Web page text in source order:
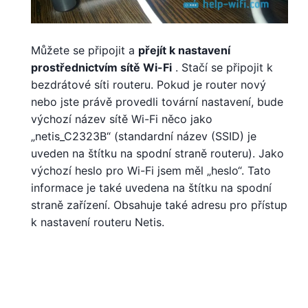
Můžete se připojit a přejít k nastavení
prostřednictvím sítě Wi-Fi . Stačí se připojit k
bezdrátové síti routeru. Pokud je router nový
nebo jste právě provedli tovární nastavení, bude
výchozí název sítě Wi-Fi něco jako
„netis_C2323B“ (standardní název (SSID) je
uveden na štítku na spodní straně routeru). Jako
výchozí heslo pro Wi-Fi jsem měl „heslo“. Tato
informace je také uvedena na štítku na spodní
straně zařízení. Obsahuje také adresu pro přístup
k nastavení routeru Netis.